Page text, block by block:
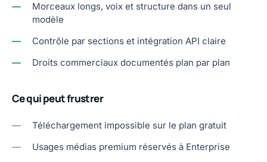
—
Morceaux longs, voix et structure dans un seul
modèle
—
Contrôle par sections et intégration API claire
—
Droits commerciaux documentés plan par plan
Ce qui peut frustrer
—
Téléchargement impossible sur le plan gratuit
—
Usages médias premium réservés à Enterprise